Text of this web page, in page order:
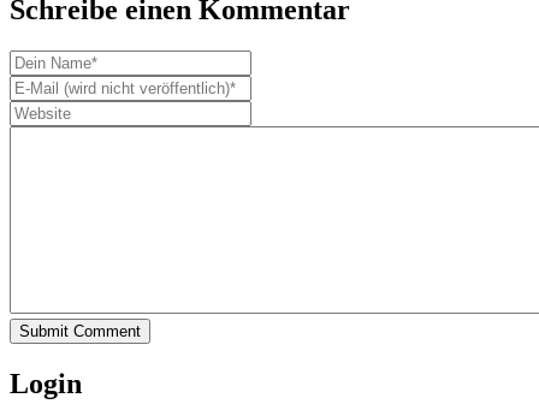
Schreibe einen Kommentar
Submit Comment
Login